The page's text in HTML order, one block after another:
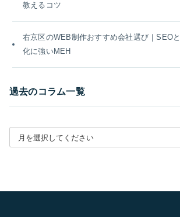
教えるコツ
右京区のWEB制作おすすめ会社選び｜SEO
化に強いMEH
過去のコラム一覧
月別アーカイブを選択